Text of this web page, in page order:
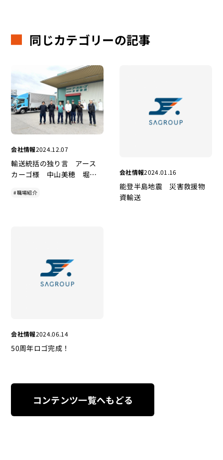
同じカテゴリーの記事
会社情報2024.12.07
輸送統括の独り言 アース
カーゴ様 中山美穂 堀場
議 船橋営業所 安全会議
#職場紹介
会社情報2024.01.16
能登半島地震 災害救援物
資輸送
会社情報2024.06.14
50周年ロゴ完成！
コンテンツ一覧へもどる